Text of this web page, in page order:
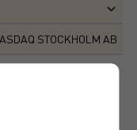
STOCKHOLM AB